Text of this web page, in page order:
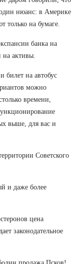
нюанс: в Америке
только на бумаге.
банка на
активы.
билет на автобус
можно
времени,
выше, для вас и
Советского
и даже более
цена
законодательное